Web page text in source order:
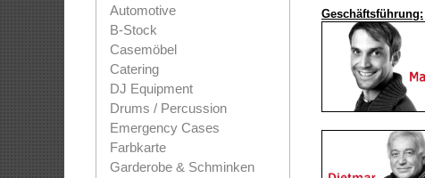
Automotive
B-Stock
Casemöbel
Catering
DJ Equipment
Drums / Percussion
Emergency Cases
Farbkarte
Garderobe & Schminken
Geschäftsführung: